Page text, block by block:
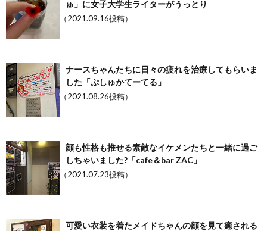
ゅ」に女子大学生ライターがうっとり
（2021.09.16投稿）
ナースちゃんたちに日々の疲れを治療してもらいま
した「ぷしゅかてーてる」
（2021.08.26投稿）
顔も性格も推せる素敵なイケメンたちと一緒に過ご
しちゃいました?「cafe＆bar ZAC」
（2021.07.23投稿）
可愛い衣装を着たメイドちゃんの顔を見て癒される